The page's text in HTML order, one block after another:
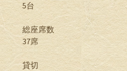
5台
総座席数
37席
貸切